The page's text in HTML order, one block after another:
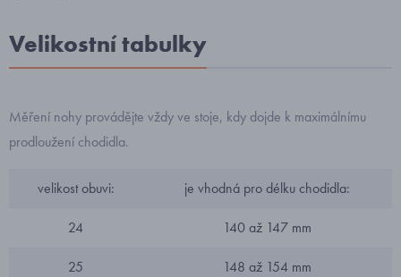
Velikostní tabulky
Měření nohy provádějte vždy ve stoje, kdy dojde k maximálnímu
prodloužení chodidla.
velikost obuvi: je vhodná pro délku chodidla:
24 140 až 147 mm
25 148 až 154 mm